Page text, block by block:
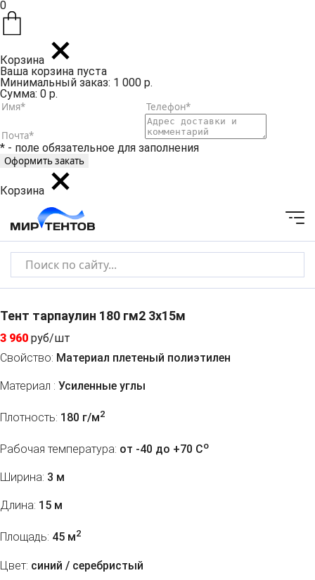
0
Корзина
Ваша корзина пуста
Минимальный заказ: 1 000 р.
Сумма: 0 р.
* - поле обязательное для заполнения
Корзина
Тент тарпаулин 180 гм2 3x15м
3 960 руб/шт
Свойство: Материал плетеный полиэтилен
Материал : Усиленные углы
Плотность: 180 г/м2
Рабочая температура: от -40 до +70 Co
Ширина: 3 м
Длина: 15 м
Площадь: 45 м2
Цвет: синий / серебристый